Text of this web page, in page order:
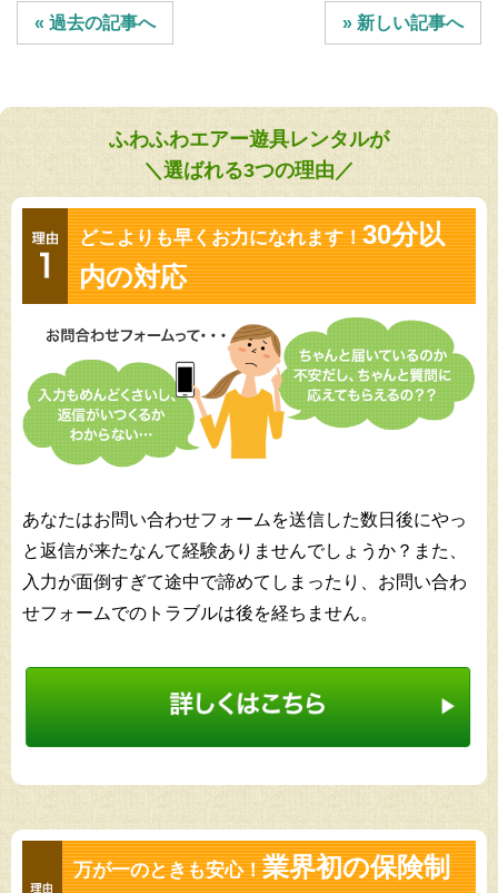
稿
ョ
ン
« 過去の記事へ » 新しい記事へ
ふわふわエアー遊具レンタルが
＼選ばれる3つの理由／
どこよりも早くお力になれます！30分以
内の対応
あなたはお問い合わせフォームを送信した数日後にやっ
と返信が来たなんて経験ありませんでしょうか？また、
入力が面倒すぎて途中で諦めてしまったり、お問い合わ
せフォームでのトラブルは後を経ちません。
万が一のときも安心！業界初の保険制